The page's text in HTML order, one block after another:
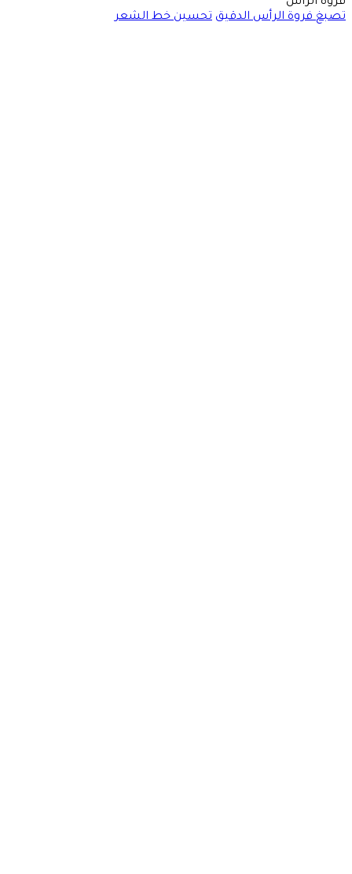
تصبغ فروة الرأس الدقيق تحسين خط الشعر